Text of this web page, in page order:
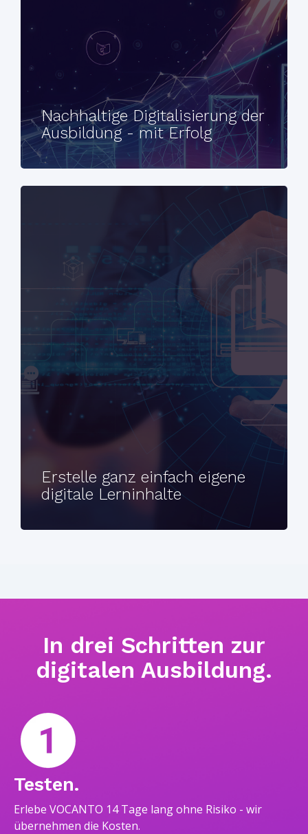
Nachhaltige Digitalisierung der
Ausbildung - mit Erfolg
Erstelle ganz einfach eigene
digitale Lerninhalte
In drei Schritten zur
digitalen Ausbildung.
Testen.
Erlebe VOCANTO 14 Tage lang ohne Risiko - wir
übernehmen die Kosten.